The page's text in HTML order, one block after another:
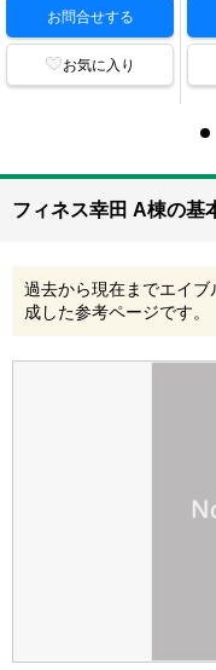
お問合せする
お気に入り
フィネス幸田 A棟の基
過去から現在までエイ
成した参考ページです。